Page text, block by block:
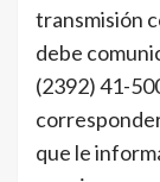
transmisión
debe
(2392) 41-
que le